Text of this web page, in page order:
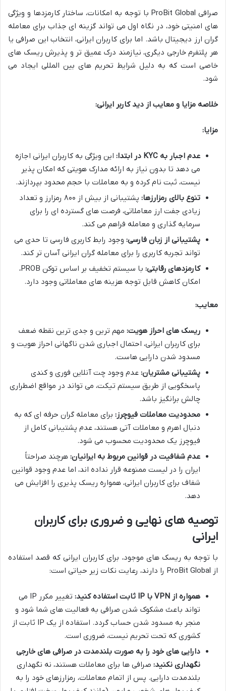
صرافی ProBit Global با توجه به امکانات، ساختار کارمزدها و ویژگی
های امنیتی خود، در نگاه اول می تواند گزینه ای جذاب برای معامله
گران ارز دیجیتال باشد. اما برای کاربران ایرانی، انتخاب این صرافی یا
هر پلتفرم خارجی دیگری، نیازمند درک عمیق تر و پذیرش ریسک های
خاصی است که به دلیل شرایط تحریم های بین المللی ایجاد می
شود.
خلاصه مزایا و معایب از دید کاربر ایرانی:
مزایا:
عدم اجبار به KYC در ابتدا:
این ویژگی به کاربران ایرانی اجازه
می دهد تا بدون نیاز به ارائه مدارک هویتی که امکان پذیر
نیست، ثبت نام کرده و به معاملات با حجم محدود بپردازند.
تنوع بالای رمزارزها:
پشتیبانی از بیش از ۸۰۰ رمزارز و تعداد
زیادی جفت ارز معاملاتی، فرصت های گسترده ای را برای
سرمایه گذاری و معامله فراهم می کند.
پشتیبانی از زبان فارسی: وجود رابط کاربری فارسی تا حدی می
تواند تجربه کاربری را برای معامله گران ایرانی آسان تر کند.
کارمزدهای رقابتی:
با سیستم تخفیف بر اساس توکن PROB،
امکان کاهش قابل توجه هزینه های معاملاتی وجود دارد.
معایب:
ریسک های احراز هویت: مهم ترین و جدی ترین نقطه ضعف
برای کاربران ایرانی، احتمال اجباری شدن ناگهانی احراز هویت و
مسدود شدن دارایی هاست.
پشتیبانی مشتریان: عدم وجود چت آنلاین فوری و کندی
پاسخگویی از طریق سیستم تیکت، می تواند در مواقع اضطراری
چالش برانگیز باشد.
محدودیت معاملات فیوچرز: برای معامله گران حرفه ای که به
دنبال اهرم و معاملات آتی هستند، عدم پشتیبانی کامل از
فیوچرز یک محدودیت محسوب می شود.
عدم شفافیت در قوانین مربوط به ایرانیان: هرچند صراحتاً
ایران را در لیست ممنوعه قرار نداده اند، اما عدم وجود قوانین
شفاف برای کاربران ایرانی، همواره ریسک پذیری را افزایش می
دهد.
توصیه های نهایی و ضروری برای کاربران
ایرانی
با توجه به ریسک های موجود، برای کاربران ایرانی که قصد استفاده
از ProBit Global را دارند، رعایت نکات زیر حیاتی است:
همواره از VPN با IP ثابت استفاده کنید:
تغییر مکرر IP می
تواند باعث مشکوک شدن صرافی به فعالیت های شما شود و
منجر به مسدود شدن حساب گردد. استفاده از یک IP ثابت از
کشوری که تحت تحریم نیست، ضروری است.
دارایی های خود را به صورت بلندمدت در صرافی های خارجی
نگهداری نکنید: صرافی ها برای معاملات هستند، نه نگهداری
بلندمدت دارایی. پس از اتمام معاملات، رمزارزهای خود را به